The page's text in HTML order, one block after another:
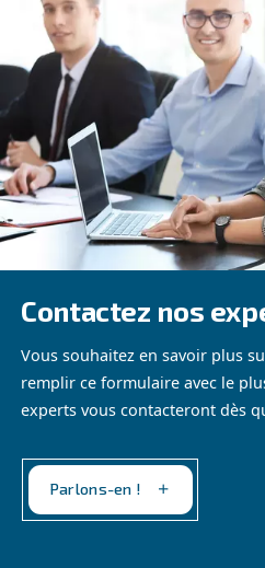
Fonocompact PRO
Voici Fonocompact Pro
de Ceccato – Le
professionnel
silencieux. Parfait pour
les installations
d’une efficacité
silencieuse.
Voir nos
produits